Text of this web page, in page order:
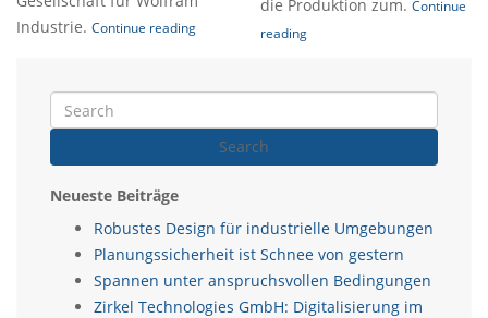
Industrie. Continue reading
die Produktion zum. Continue
reading
Search
Neueste Beiträge
Robustes Design für industrielle Umgebungen
Planungssicherheit ist Schnee von gestern
Spannen unter anspruchsvollen Bedingungen
Zirkel Technologies GmbH: Digitalisierung im